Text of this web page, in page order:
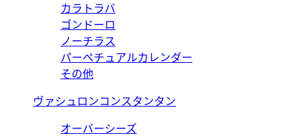
カラトラバ
ゴンドーロ
ノーチラス
パーペチュアルカレンダー
その他
ヴァシュロンコンスタンタン
オーバーシーズ